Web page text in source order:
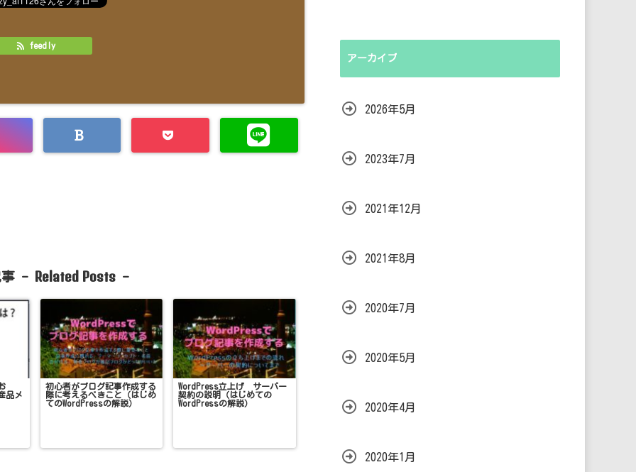
feedly
- Related Posts-
品メ
初心者がブログ記事作成する
際に考えるべきこと（はじめ
てのWordPressの解説）
WordPress立上げ サーバー
契約の説明（はじめての
WordPressの解説）
アーカイブ
2026年5月
2023年7月
2021年12月
2021年8月
2020年7月
2020年5月
2020年4月
2020年1月